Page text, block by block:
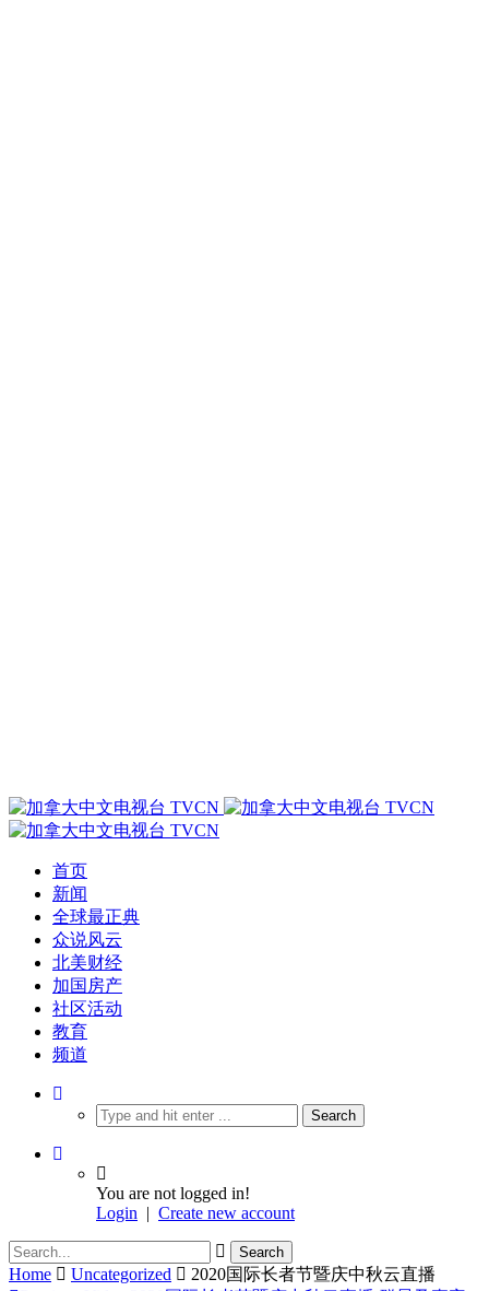
首页
新闻
全球最正典
众说风云
北美财经
加国房产
社区活动
教育
频道
You are not logged in!
Login | Create new account
Home Uncategorized
2020国际长者节暨庆中秋云直播